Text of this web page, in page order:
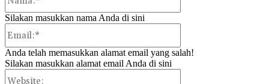
Silakan masukkan nama Anda di sini
Anda telah memasukkan alamat email yang salah!
Silakan masukkan alamat email Anda di sini